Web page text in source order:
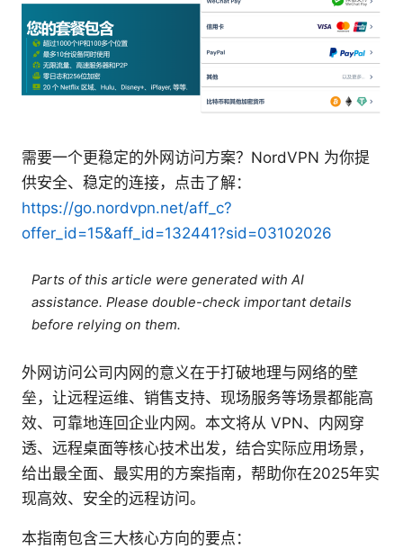
需要一个更稳定的外网访问方案？NordVPN 为你提
供安全、稳定的连接，点击了解：
https://go.nordvpn.net/aff_c?
offer_id=15&aff_id=132441?sid=03102026
Parts of this article were generated with AI
assistance. Please double-check important details
before relying on them.
外网访问公司内网的意义在于打破地理与网络的壁
垒，让远程运维、销售支持、现场服务等场景都能高
效、可靠地连回企业内网。本文将从 VPN、内网穿
透、远程桌面等核心技术出发，结合实际应用场景，
给出最全面、最实用的方案指南，帮助你在2025年实
现高效、安全的远程访问。
本指南包含三大核心方向的要点：